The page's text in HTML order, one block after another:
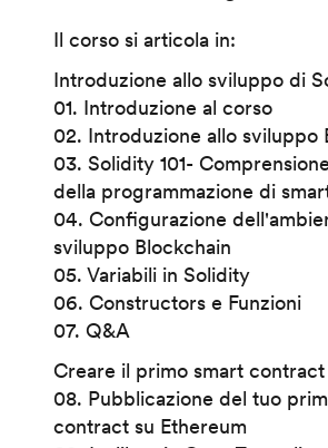
Il corso si articola in:
Introduzione allo sviluppo di
01. Introduzione al corso
02. Introduzione allo sviluppo
03. Solidity 101-
della programmazione di
04. Configurazione
sviluppo Blockchain
05. Variabili in Solidity
06. Constructors e Funzioni
07. Q&A
Creare il primo smart contract
08. Pubblicazione del tuo
contract su Ethereum